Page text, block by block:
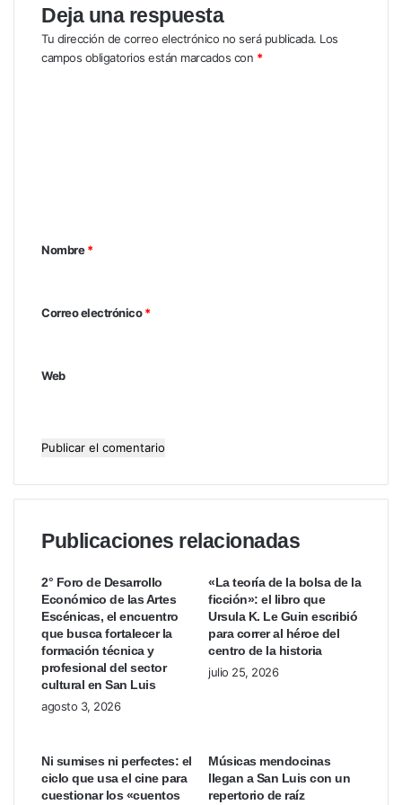
Deja una respuesta
Tu dirección de correo electrónico no será publicada. Los
campos obligatorios están marcados con *
a
i
Nombre*
Correo electrónico*
Web
Publicaciones relacionadas
2° Foro de Desarrollo
Económico de las Artes
Escénicas, el encuentro
que busca fortalecer la
formación técnica y
profesional del sector
cultural en San Luis
agosto 3, 2026
«La teoría de la bolsa de la
ficción»: el libro que
Ursula K. Le Guin escribió
para correr al héroe del
centro de la historia
julio 25, 2026
Ni sumises ni perfectes: el
ciclo que usa el cine para
cuestionar los «cuentos
Músicas mendocinas
llegan a San Luis con un
repertorio de raíz